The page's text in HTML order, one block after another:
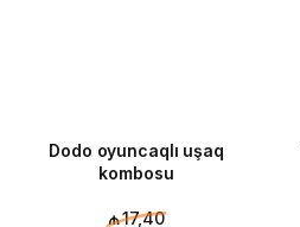
Dodo oyuncaqlı uşaq
kombosu
₼ 17,40